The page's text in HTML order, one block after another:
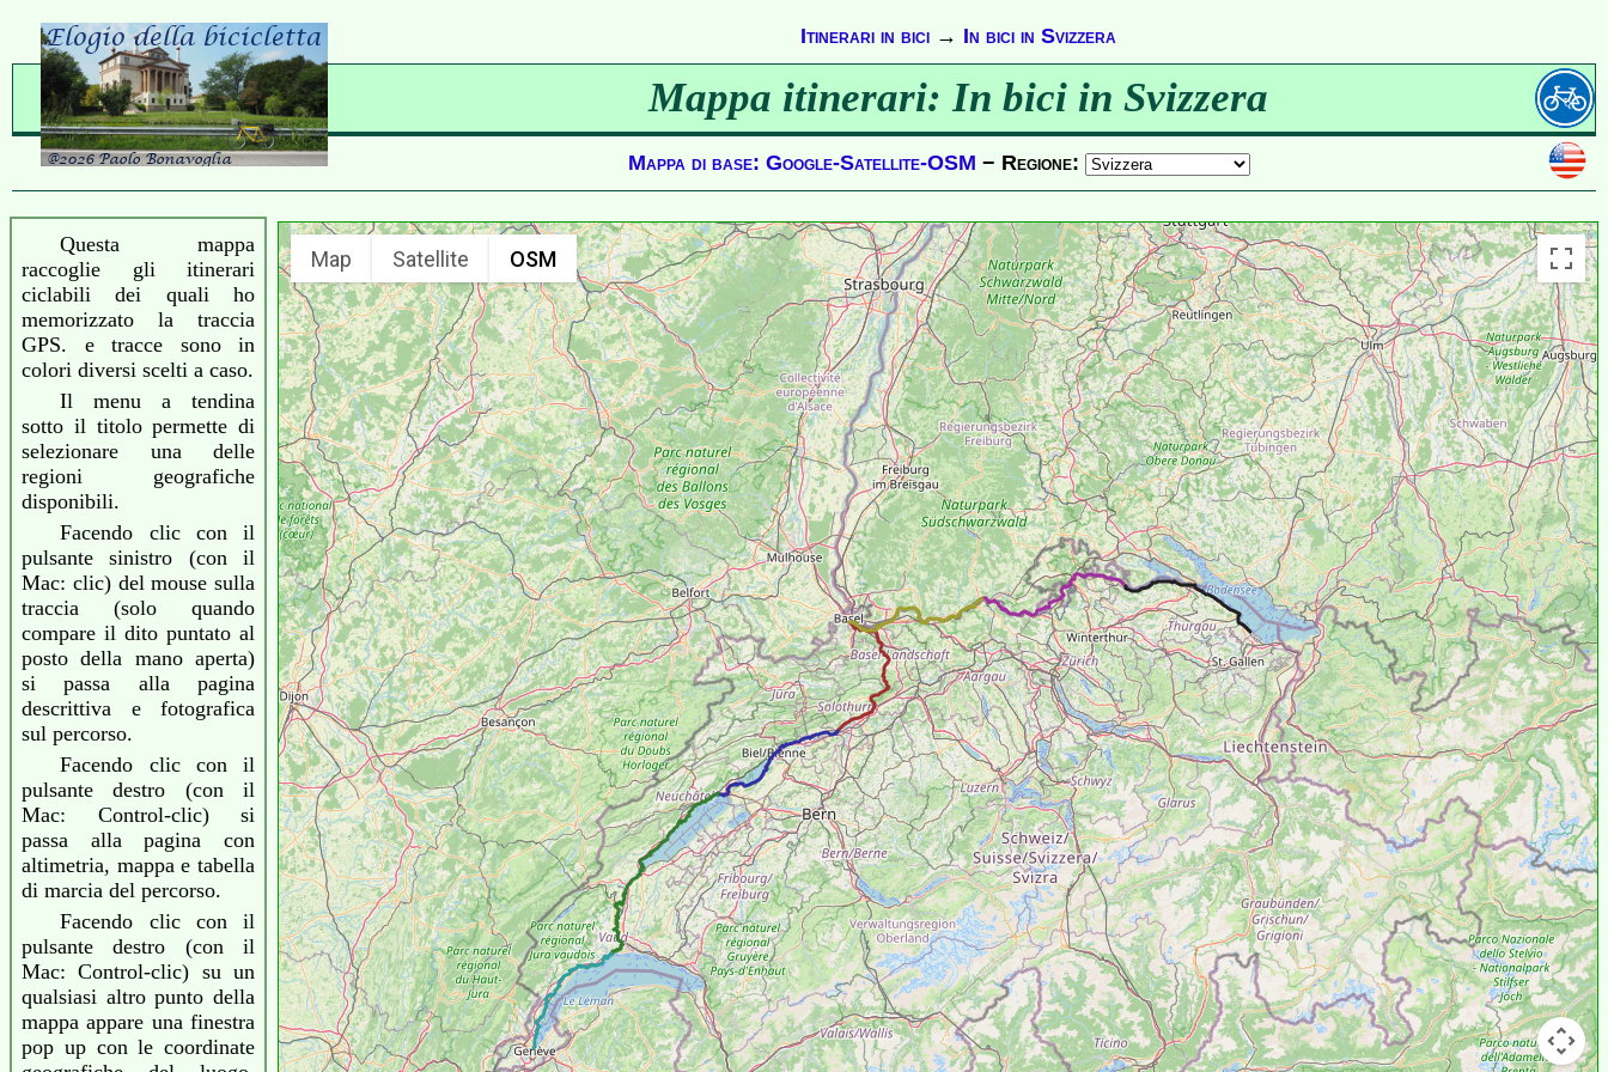
Itinerari in bici → In bici in Svizzera
Mappa itinerari: In bici in Svizzera
Mappa di base: Google-Satellite-OSM − Regione:
Map Satellite OSM
Questa mappa
raccoglie gli itinerari
ciclabili dei quali ho
memorizzato la traccia
GPS. e tracce sono in
colori diversi scelti a caso.
Il menu a tendina
sotto il titolo permette di
selezionare una delle
regioni geografiche
disponibili.
Facendo clic con il
pulsante sinistro (con il
Mac: clic) del mouse sulla
traccia (solo quando
compare il dito puntato al
posto della mano aperta)
si passa alla pagina
descrittiva e fotografica
sul percorso.
Facendo clic con il
pulsante destro (con il
Mac: Control-clic) si
passa alla pagina con
altimetria, mappa e tabella
di marcia del percorso.
Facendo clic con il
pulsante destro (con il
Mac: Control-clic) su un
qualsiasi altro punto della
mappa appare una finestra
pop up con le coordinate